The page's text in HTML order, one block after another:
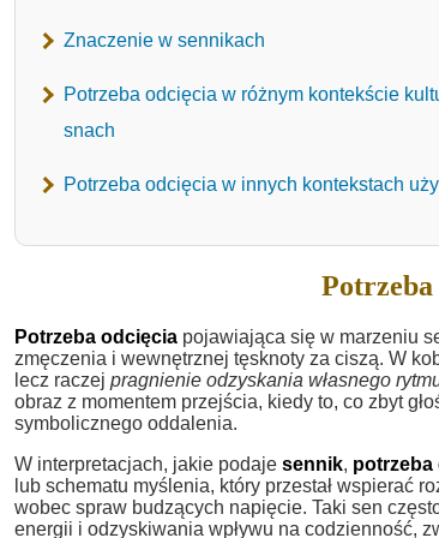
Znaczenie w sennikach
Potrzeba odcięcia w różnym kontekście
snach
Potrzeba odcięcia w innych kontekstach
Potrzeba
Potrzeba odcięcia pojawiająca się w marzeniu
zmęczenia i wewnętrznej tęsknoty za ciszą. W
lecz raczej pragnienie odzyskania własnego
obraz z momentem przejścia, kiedy to, co zbyt
symbolicznego oddalenia.
W interpretacjach, jakie podaje sennik, potrzeba
lub schematu myślenia, który przestał wspierać
wobec spraw budzących napięcie. Taki sen
energii i odzyskiwania wpływu na codzienność,